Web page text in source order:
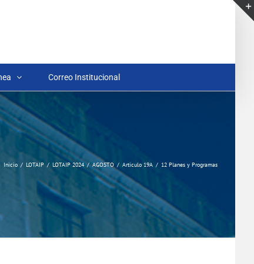
Correo Institucional
Inicio LOTAIP LOTAIP 2024 AGOSTO Articulo 19A 12 Planes y Programas